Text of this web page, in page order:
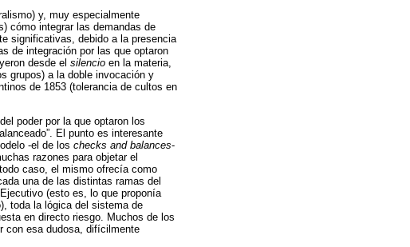
y, muy especialmente
cómo integrar las demandas de
significativas, debido a la presencia
de integración por las que optaron
desde el silencio en la materia,
grupos) a la doble invocación y
de 1853 (tolerancia de cultos en
poder por la que optaron los
El punto es interesante
-el de los checks and balances-
razones para objetar el
caso, el mismo ofrecía como
una de las distintas ramas del
(esto es, lo que proponía
toda la lógica del sistema de
en directo riesgo. Muchos de los
con esa dudosa, difícilmente